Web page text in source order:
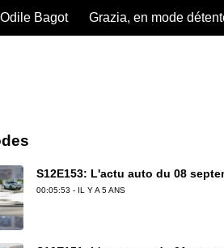
Bagot Grazia, en mode
S12E153: L'actu auto du 08
00:05:53 - IL Y A 5 ANS